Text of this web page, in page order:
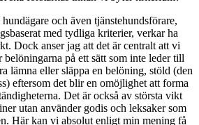
och även tjänstehundsförare,
med tydliga kriterier, verkar ha
Dock anser jag att det är centralt att vi
belöningarna på ett sätt som inte leder till
lämna eller släppa en belöning, stöld (den
eftersom det blir en omöjlighet att forma
Det är också av största vikt
utan använder godis och leksaker som
Här kan vi absolut enligt min mening få